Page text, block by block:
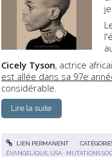
Cicely Tyson, actrice
est allée dans sa 97e
considérable.
Lire la suite
LIEN PERMANENT
ÉVANGÉLIQUE USA : MUTATIONS